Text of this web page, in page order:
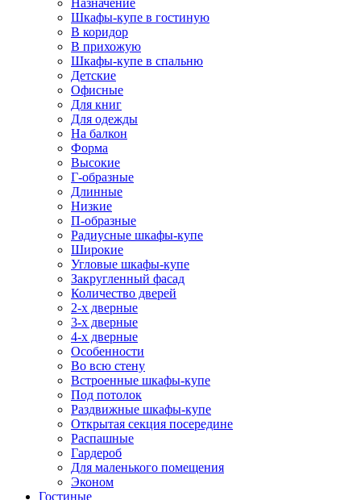
Назначение
Шкафы-купе в гостиную
В коридор
В прихожую
Шкафы-купе в спальню
Детские
Офисные
Для книг
Для одежды
На балкон
Форма
Высокие
Г-образные
Длинные
Низкие
П-образные
Радиусные шкафы-купе
Широкие
Угловые шкафы-купе
Закругленный фасад
Количество дверей
2-х дверные
3-х дверные
4-х дверные
Особенности
Во всю стену
Встроенные шкафы-купе
Под потолок
Раздвижные шкафы-купе
Открытая секция посередине
Распашные
Гардероб
Для маленького помещения
Эконом
Гостиные